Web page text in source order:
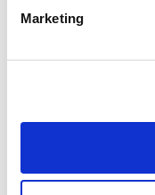
Marketing